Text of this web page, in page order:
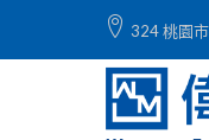
324 桃園